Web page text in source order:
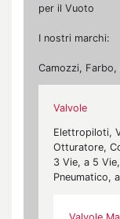
per il Vuoto
I nostri marchi:
Camozzi, Farbo,
Valvole
Elettropiloti,
Otturatore,
3 Vie, a 5
Pneumatico,